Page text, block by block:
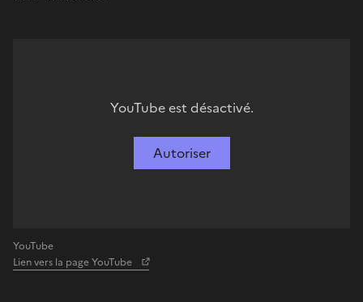
YouTube est désactivé.
Autoriser
YouTube
Lien vers la page YouTube